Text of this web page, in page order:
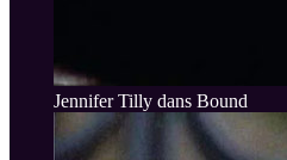
Jennifer Tilly dans Bound